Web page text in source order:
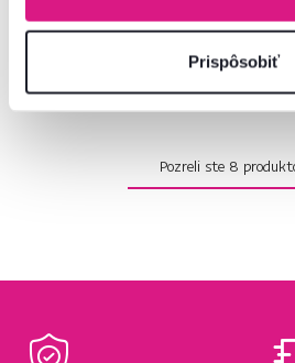
Prispôsobiť
3 Materiál, 11 Farba - detailná 3
Pozreli ste 8